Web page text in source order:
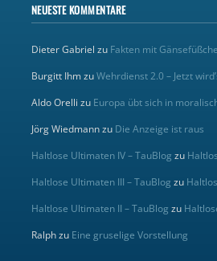
NEUESTE KOMMENTARE
Dieter Gabriel zu Fakten mit
Burgitt IhmzuWehrdienst 2.0 – Jetzt
Aldo Orelli zu Europa übt sich in
Jörg Wiedmannzu Die Anzeige ist raus
Haltlose Ultimaten IV – TauBlog zu
Haltlose Ultimaten III – TauBlog zu
Haltlose Ultimaten II – TauBlog zu
Ralphzu Eine gruselige Vorstellung